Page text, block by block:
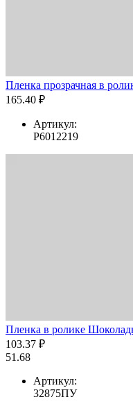
Пленка прозрачная в
165.40 ₽
Артикул:
Р6012219
Пленка в ролике
103.37 ₽
51.68
Артикул:
32875ПУ